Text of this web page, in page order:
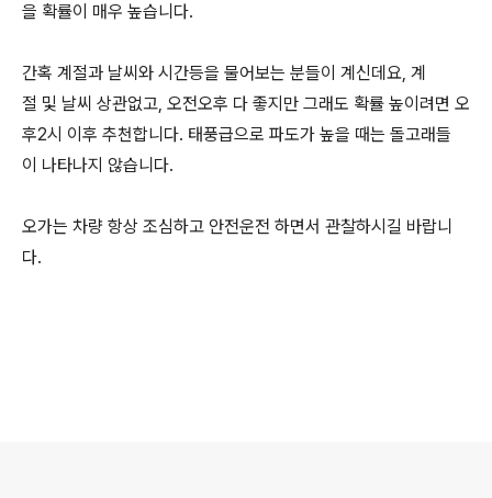
을 확률이 매우 높습니다.
간혹 계절과 날씨와 시간등을 물어보는 분들이 계신데요, 계
절 및 날씨 상관없고, 오전오후 다 좋지만 그래도 확률 높이려면 오
후2시 이후 추천합니다. 태풍급으로 파도가 높을 때는 돌고래들
이 나타나지 않습니다.
오가는 차량 항상 조심하고 안전운전 하면서 관찰하시길 바랍니
다.